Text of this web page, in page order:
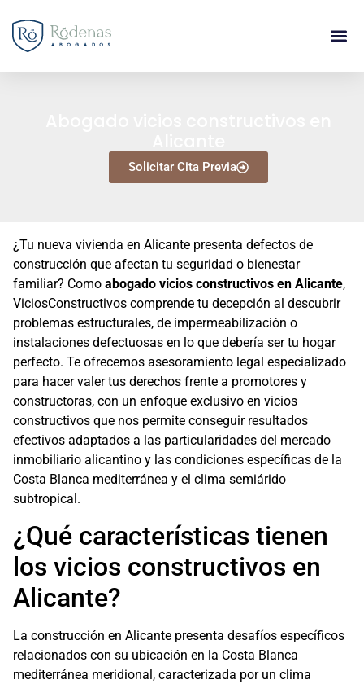
Solicitar Cita Previa
¿Tu nueva vivienda en Alicante presenta defectos de
construcción que afectan tu seguridad o bienestar
familiar? Como abogado vicios constructivos en Alicante,
ViciosConstructivos comprende tu decepción al descubrir
problemas estructurales, de impermeabilización o
instalaciones defectuosas en lo que debería ser tu hogar
perfecto. Te ofrecemos asesoramiento legal especializado
para hacer valer tus derechos frente a promotores y
constructoras, con un enfoque exclusivo en vicios
constructivos que nos permite conseguir resultados
efectivos adaptados a las particularidades del mercado
inmobiliario alicantino y las condiciones específicas de la
Costa Blanca mediterránea y el clima semiárido
subtropical.
¿Qué características tienen
los vicios constructivos en
Alicante?
La construcción en Alicante presenta desafíos específicos
relacionados con su ubicación en la Costa Blanca
mediterránea meridional, caracterizada por un clima